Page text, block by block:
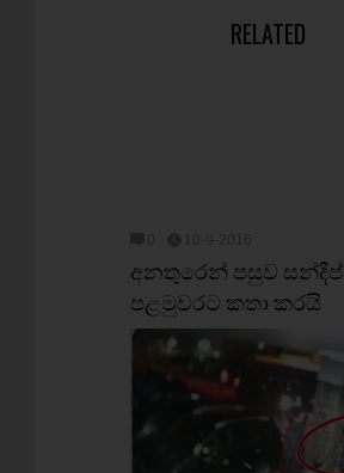
RELATED
අනතුරෙන් පසුව සන්දීප්
පළමුවරට කතා කරයි